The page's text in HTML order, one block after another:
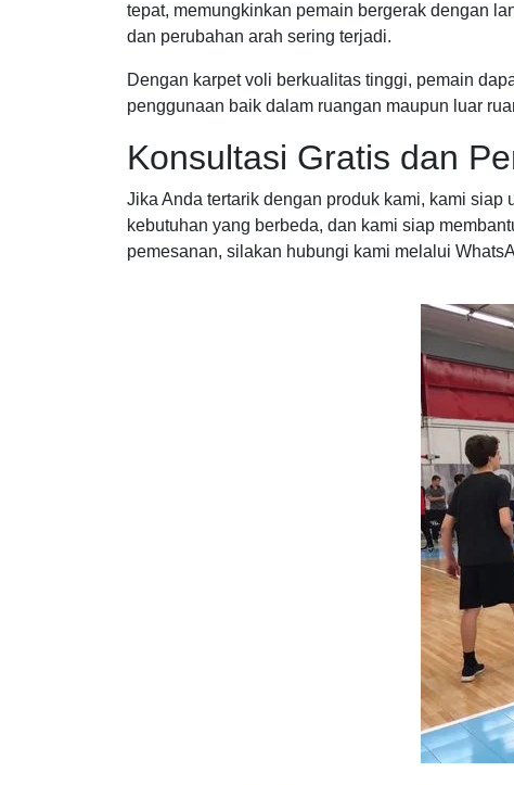
tepat, memungkinkan pemain bergerak dengan
dan perubahan arah sering terjadi.
Dengan karpet voli berkualitas tinggi, pemain
penggunaan baik dalam ruangan maupun luar
Konsultasi Gratis dan
Jika Anda tertarik dengan produk kami, kami
kebutuhan yang berbeda, dan kami siap
pemesanan, silakan hubungi kami melalui